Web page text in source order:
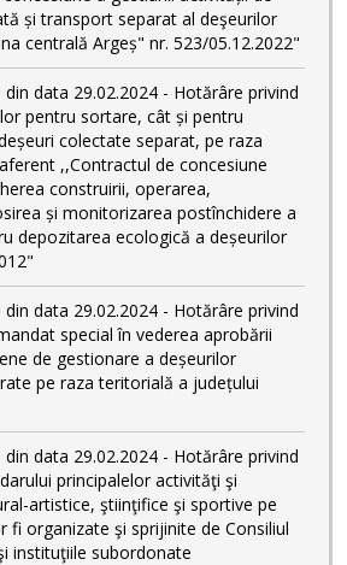
și transport separat al deşeurilor
centrală Argeș" nr. 523/05.12.2022"
data 29.02.2024 - Hotărâre privind
pentru sortare, cât și pentru
colectate separat, pe raza
,,Contractul de concesiune
construirii, operarea,
și monitorizarea postînchidere a
depozitarea ecologică a deșeurilor
data 29.02.2024 - Hotărâre privind
special în vederea aprobării
de gestionare a deșeurilor
pe raza teritorială a județului
data 29.02.2024 - Hotărâre privind
principalelor activităţi şi
artistice, ştiinţifice şi sportive pe
fi organizate şi sprijinite de Consiliul
instituţiile subordonate